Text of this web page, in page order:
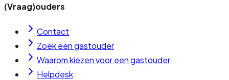
(Vraag)ouders
Contact
Zoek een gastouder
Waarom kiezen voor een gastouder
Helpdesk